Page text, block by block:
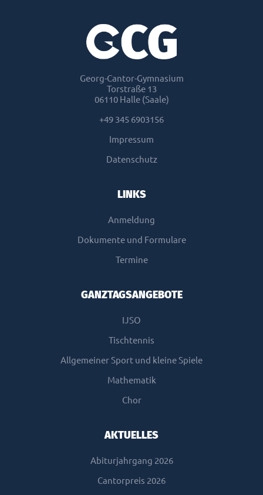
Georg-Cantor-Gymnasium
Torstraße 13
06110 Halle (Saale)
+49 345 6903156
Impressum
Datenschutz
LINKS
Anmeldung
Dokumente und Formulare
Termine
GANZTAGSANGEBOTE
IJSO
Tischtennis
Allgemeiner Sport und kleine Spiele
Mathematik
Chor
AKTUELLES
Abiturjahrgang 2026
Cantorpreis 2026